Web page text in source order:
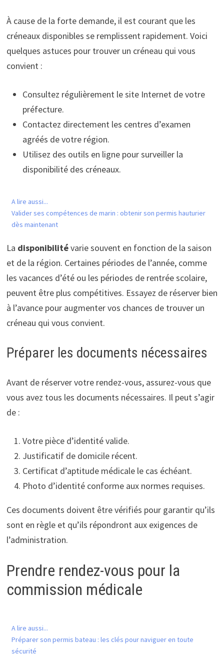
À cause de la forte demande, il est courant que les
créneaux disponibles se remplissent rapidement. Voici
quelques astuces pour trouver un créneau qui vous
convient :
Consultez régulièrement le site Internet de votre
préfecture.
Contactez directement les centres d’examen
agréés de votre région.
Utilisez des outils en ligne pour surveiller la
disponibilité des créneaux.
A lire aussi...
Valider ses compétences de marin : obtenir son permis hauturier
dès maintenant
La disponibilitévarie souvent en fonction de la saison
et de la région. Certaines périodes de l’année, comme
les vacances d’été ou les périodes de rentrée scolaire,
peuvent être plus compétitives. Essayez de réserver bien
à l’avance pour augmenter vos chances de trouver un
créneau qui vous convient.
Préparer les documents nécessaires
Avant de réserver votre rendez-vous, assurez-vous que
vous avez tous les documents nécessaires. Il peut s’agir
de :
Votre pièce d’identité valide.
Justificatif de domicile récent.
Certificat d’aptitude médicale le cas échéant.
Photo d’identité conforme aux normes requises.
Ces documents doivent être vérifiés pour garantir qu’ils
sont en règle et qu’ils répondront aux exigences de
l’administration.
Prendre rendez-vous pour la
commission médicale
A lire aussi...
Préparer son permis bateau : les clés pour naviguer en toute
sécurité